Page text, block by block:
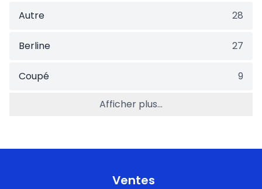
Autre 28
Berline 27
Coupé 9
Afficher plus...
Ventes